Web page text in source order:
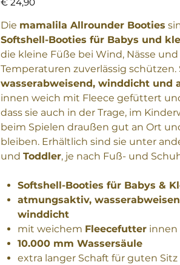
€ 24,90
Die mamalila Allrounder Booties
Softshell-Booties für Babys und
die kleine Füße bei Wind, Nässe
Temperaturen zuverlässig schützen.
wasserabweisend, winddicht und
innen weich mit Fleece gefüttert
dass sie auch in der Trage, im
beim Spielen draußen gut an Ort
bleiben. Erhältlich sind sie unter
und Toddler, je nach Fuß- und
Softshell-Booties für Babys &
atmungsaktiv,
winddicht
mit weichem Fleecefutter innen
10.000 mm Wassersäule
extra langer Schaft für guten Sitz